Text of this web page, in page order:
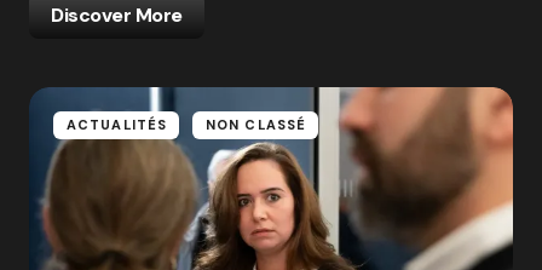
Discover More
ACTUALITÉS NON CLASSÉ